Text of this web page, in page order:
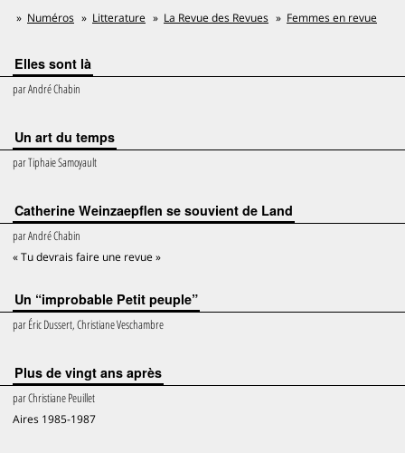
Numéros Litterature La Revue des Revues Femmes en revue
Elles sont là
parAndré Chabin
Un art du temps
parTiphaie Samoyault
Catherine Weinzaepflen se souvient de Land
parAndré Chabin
« Tu devrais faire une revue »
Un “improbable Petit peuple”
parÉric Dussert, Christiane Veschambre
Plus de vingt ans après
parChristiane Peuillet
Aires 1985-1987